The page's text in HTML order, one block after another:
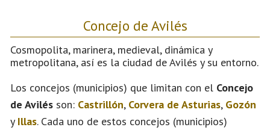
Concejo de Avilés
Cosmopolita, marinera, medieval, dinámica y
metropolitana, así es la ciudad de Avilés y su entorno.
Los concejos (municipios) que limitan con el Concejo
de Avilés son: Castrillón, Corvera de Asturias, Gozón
y Illas. Cada uno de estos concejos (municipios)